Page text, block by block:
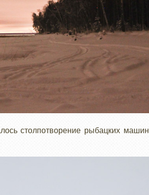
столпотворение рыбацких